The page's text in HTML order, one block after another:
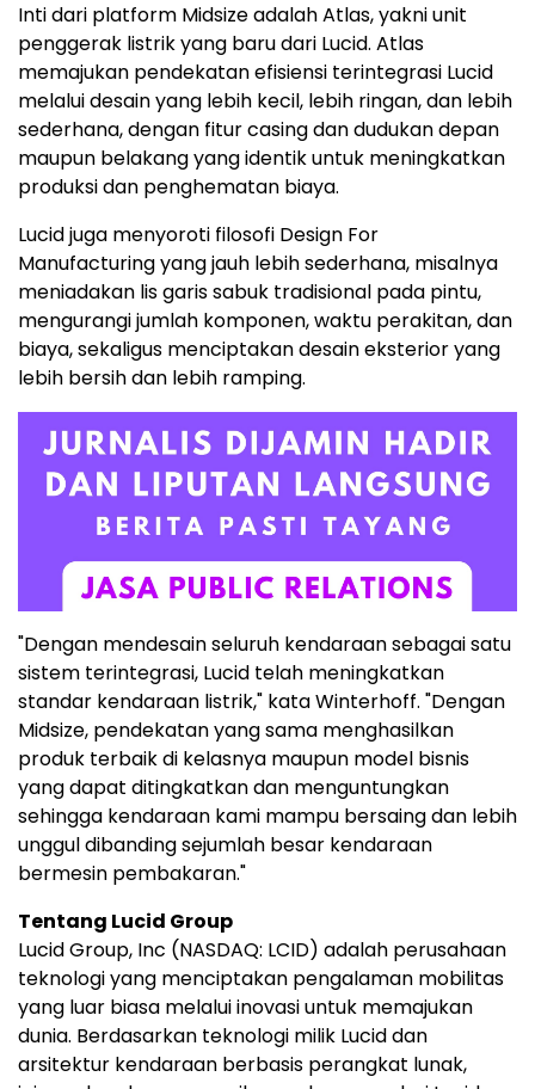
Inti dari platform Midsize adalah Atlas, yakni unit
penggerak listrik yang baru dari Lucid. Atlas
memajukan pendekatan efisiensi terintegrasi Lucid
melalui desain yang lebih kecil, lebih ringan, dan lebih
sederhana, dengan fitur casing dan dudukan depan
maupun belakang yang identik untuk meningkatkan
produksi dan penghematan biaya.
Lucid juga menyoroti filosofi Design For
Manufacturing yang jauh lebih sederhana, misalnya
meniadakan lis garis sabuk tradisional pada pintu,
mengurangi jumlah komponen, waktu perakitan, dan
biaya, sekaligus menciptakan desain eksterior yang
lebih bersih dan lebih ramping.
"Dengan mendesain seluruh kendaraan sebagai satu
sistem terintegrasi, Lucid telah meningkatkan
standar kendaraan listrik," kata Winterhoff. "Dengan
Midsize, pendekatan yang sama menghasilkan
produk terbaik di kelasnya maupun model bisnis
yang dapat ditingkatkan dan menguntungkan
sehingga kendaraan kami mampu bersaing dan lebih
unggul dibanding sejumlah besar kendaraan
bermesin pembakaran."
Tentang Lucid Group
Lucid Group, Inc (NASDAQ: LCID) adalah perusahaan
teknologi yang menciptakan pengalaman mobilitas
yang luar biasa melalui inovasi untuk memajukan
dunia. Berdasarkan teknologi milik Lucid dan
arsitektur kendaraan berbasis perangkat lunak,